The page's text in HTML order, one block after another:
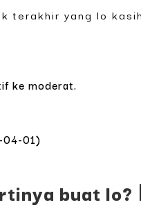
terakhir yang lo
ke moderat.
04-01)
buat lo?